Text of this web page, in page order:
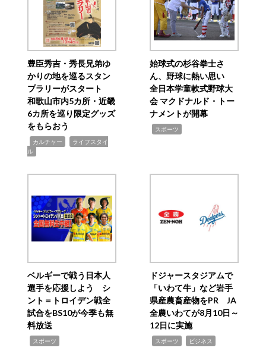
豊臣秀吉・秀長兄弟ゆ
かりの地を巡るスタン
プラリーがスタート
和歌山市内5カ所・近畿
6カ所を巡り限定グッズ
をもらおう
カルチャー
ライフスタイ
ル
始球式の杉谷拳士さ
ん、野球に熱い思い
全日本学童軟式野球大
会 マクドナルド・トー
ナメントが開幕
スポーツ
ベルギーで戦う日本人
選手を応援しよう シ
ント＝トロイデン戦全
試合をBS10が今季も無
料放送
スポーツ
ドジャースタジアムで
「いわて牛」など岩手
県産農畜産物をPR JA
全農いわてが8月10日～
12日に実施
スポーツ ビジネス